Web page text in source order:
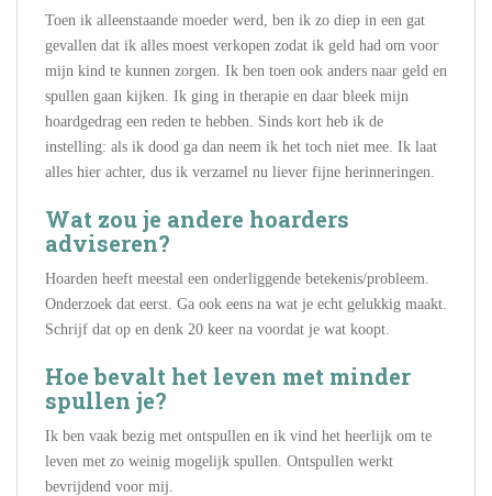
Toen ik alleenstaande moeder werd, ben ik zo diep in een gat
gevallen dat ik alles moest verkopen zodat ik geld had om voor
mijn kind te kunnen zorgen. Ik ben toen ook anders naar geld en
spullen gaan kijken. Ik ging in therapie en daar bleek mijn
hoardgedrag een reden te hebben. Sinds kort heb ik de
instelling: als ik dood ga dan neem ik het toch niet mee. Ik laat
alles hier achter, dus ik verzamel nu liever fijne herinneringen.
Wat zou je andere hoarders
adviseren?
Hoarden heeft meestal een onderliggende betekenis/probleem.
Onderzoek dat eerst. Ga ook eens na wat je echt gelukkig maakt.
Schrijf dat op en denk 20 keer na voordat je wat koopt.
Hoe bevalt het leven met minder
spullen je?
Ik ben vaak bezig met ontspullen en ik vind het heerlijk om te
leven met zo weinig mogelijk spullen. Ontspullen werkt
bevrijdend voor mij.